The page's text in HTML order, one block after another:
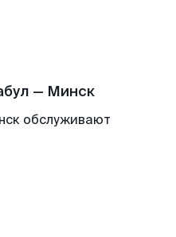
— Минск
обслуживают